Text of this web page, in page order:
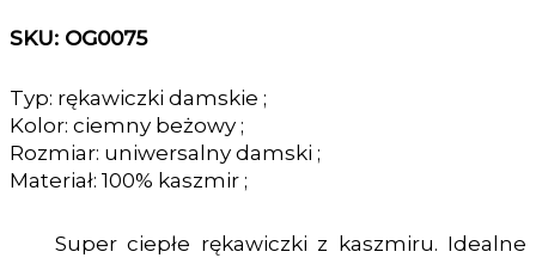
SKU: OG0075
Typ: rękawiczki damskie ;
Kolor: ciemny beżowy ;
Rozmiar: uniwersalny damski ;
Materiał: 100% kaszmir ;
Super ciepłe rękawiczki z kaszmiru. Idealne